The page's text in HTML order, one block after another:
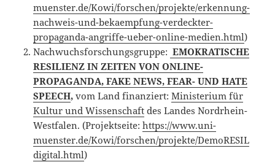
muenster.de/Kowi/forschen/projekte/erkennung-
nachweis-und-bekaempfung-verdeckter-
propaganda-angriffe-ueber-online-medien.html)
Nachwuchsforschungsgruppe: EMOKRATISCHE
RESILIENZ IN ZEITEN VON ONLINE-
PROPAGANDA, FAKE NEWS, FEAR- UND HATE
SPEECH,vom Land finanziert:Ministerium für
Kultur und Wissenschaft des Landes Nordrhein-
Westfalen. (Projektseite:https://www.uni-
muenster.de/Kowi/forschen/projekte/DemoRESIL
digital.html)